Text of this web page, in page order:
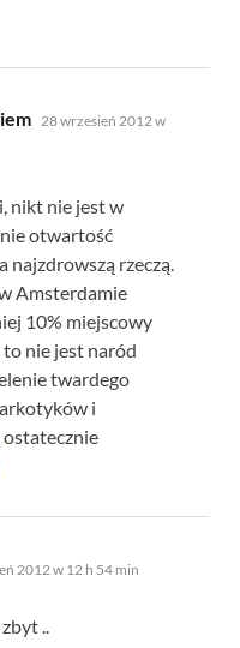
mówi:
28 wrzesień 2012 w
nikt nie jest w
otwartość
rzeczą.
Amsterdamie
10% miejscowy
nie jest naród
twardego
i
2012 w 12 h 54 min
..